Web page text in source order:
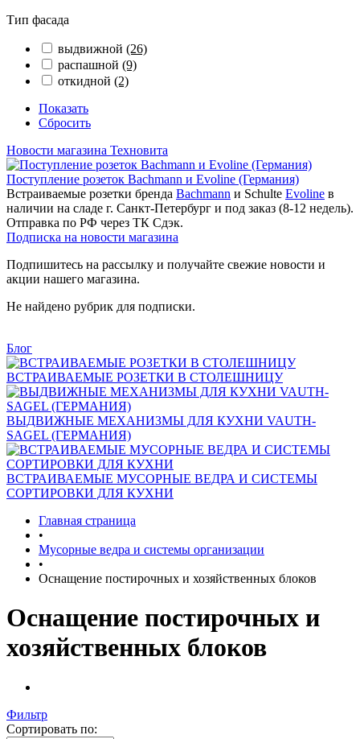
Тип фасада
выдвижной (26)
распашной (9)
откидной (2)
Показать
Сбросить
Новости магазина Техновита
Поступление розеток Bachmann и Evoline (Германия)
Встраиваемые розетки бренда Bachmann и Schulte Evoline в
наличии на сладе г. Санкт-Петербург и под заказ (8-12 недель).
Отправка по РФ через ТК Сдэк.
Подписка на новости магазина
Подпишитесь на рассылку и получайте свежие новости и
акции нашего магазина.
Не найдено рубрик для подписки.
Блог
ВСТРАИВАЕМЫЕ РОЗЕТКИ В СТОЛЕШНИЦУ
ВЫДВИЖНЫЕ МЕХАНИЗМЫ ДЛЯ КУХНИ VAUTH-
SAGEL (ГЕРМАНИЯ)
ВСТРАИВАЕМЫЕ МУСОРНЫЕ ВЕДРА И СИСТЕМЫ
СОРТИРОВКИ ДЛЯ КУХНИ
Главная страница
•
Мусорные ведра и системы организации
•
Оснащение постирочных и хозяйственных блоков
Оснащение постирочных и
хозяйственных блоков
Фильтр
Сортировать по: